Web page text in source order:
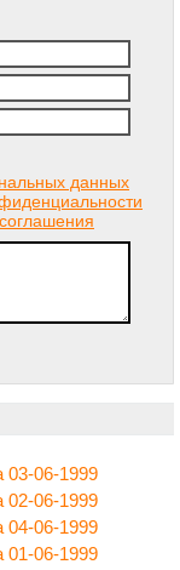
данных
03-06-1999
02-06-1999
04-06-1999
01-06-1999